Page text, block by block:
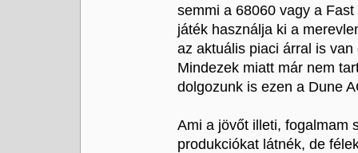
semmi a 68060 vagy a
játék használja ki a
az aktuális piaci árral is
Mindezek miatt már nem
dolgozunk is ezen a Dune
Ami a jövőt illeti, fogalmam
produkciókat látnék, de